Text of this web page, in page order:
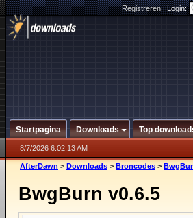
Registreren|Login:
Startpagina Downloads Top
8/7/2026 6:02:13 AM
AfterDawn > Downloads > Broncodes >
BwgBurn v0.6.5